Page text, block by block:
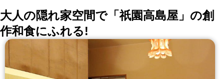
大人の隠れ家空間で「祇園高島屋」の創
作和食にふれる!